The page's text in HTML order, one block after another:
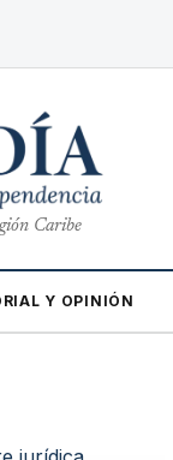
Caribe
Y OPINIÓN